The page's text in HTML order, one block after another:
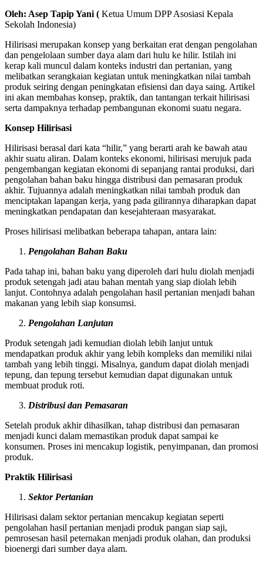
Oleh: Asep Tapip Yani ( Ketua Umum DPP Asosiasi Kepala
Sekolah Indonesia)
Hilirisasi merupakan konsep yang berkaitan erat dengan pengolahan
dan pengelolaan sumber daya alam dari hulu ke hilir. Istilah ini
kerap kali muncul dalam konteks industri dan pertanian, yang
melibatkan serangkaian kegiatan untuk meningkatkan nilai tambah
produk seiring dengan peningkatan efisiensi dan daya saing. Artikel
ini akan membahas konsep, praktik, dan tantangan terkait hilirisasi
serta dampaknya terhadap pembangunan ekonomi suatu negara.
Konsep Hilirisasi
Hilirisasi berasal dari kata “hilir,” yang berarti arah ke bawah atau
akhir suatu aliran. Dalam konteks ekonomi, hilirisasi merujuk pada
pengembangan kegiatan ekonomi di sepanjang rantai produksi, dari
pengolahan bahan baku hingga distribusi dan pemasaran produk
akhir. Tujuannya adalah meningkatkan nilai tambah produk dan
menciptakan lapangan kerja, yang pada gilirannya diharapkan dapat
meningkatkan pendapatan dan kesejahteraan masyarakat.
Proses hilirisasi melibatkan beberapa tahapan, antara lain:
Pengolahan Bahan Baku
Pada tahap ini, bahan baku yang diperoleh dari hulu diolah menjadi
produk setengah jadi atau bahan mentah yang siap diolah lebih
lanjut. Contohnya adalah pengolahan hasil pertanian menjadi bahan
makanan yang lebih siap konsumsi.
Pengolahan Lanjutan
Produk setengah jadi kemudian diolah lebih lanjut untuk
mendapatkan produk akhir yang lebih kompleks dan memiliki nilai
tambah yang lebih tinggi. Misalnya, gandum dapat diolah menjadi
tepung, dan tepung tersebut kemudian dapat digunakan untuk
membuat produk roti.
Distribusi dan Pemasaran
Setelah produk akhir dihasilkan, tahap distribusi dan pemasaran
menjadi kunci dalam memastikan produk dapat sampai ke
konsumen. Proses ini mencakup logistik, penyimpanan, dan promosi
produk.
Praktik Hilirisasi
Sektor Pertanian
Hilirisasi dalam sektor pertanian mencakup kegiatan seperti
pengolahan hasil pertanian menjadi produk pangan siap saji,
pemrosesan hasil peternakan menjadi produk olahan, dan produksi
bioenergi dari sumber daya alam.